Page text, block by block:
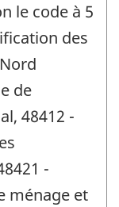
le code à 5
des
de
48412 -
-
ménage et